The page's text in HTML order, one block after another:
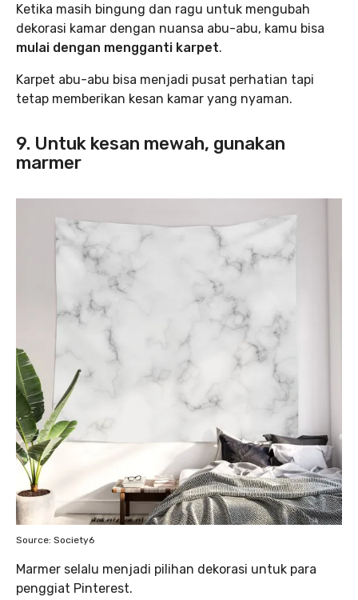
Ketika masih bingung dan ragu untuk mengubah
dekorasi kamar dengan nuansa abu-abu, kamu bisa
mulai dengan mengganti karpet.
Karpet abu-abu bisa menjadi pusat perhatian tapi
tetap memberikan kesan kamar yang nyaman.
9. Untuk kesan mewah, gunakan
marmer
Source: Society6
Marmer selalu menjadi pilihan dekorasi untuk para
penggiat Pinterest.